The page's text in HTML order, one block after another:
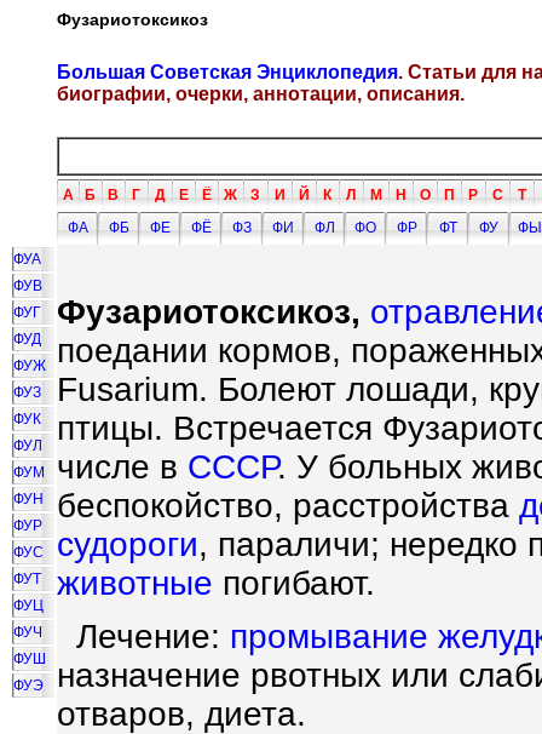
Фузариотоксикоз
Большая Советская Энциклопедия. Статьи для
биографии, очерки, аннотации, описания.
А Б В Г Д Е Ё Ж З И Й К Л М Н О П Р С Т
ФА
ФБ ФЕ ФЁ ФЗ ФИ ФЛ ФО ФР ФТ ФУ
ФЫ
ФУА
ФУВ
ФУГ
ФУД
ФУЖ
ФУЗ
ФУК
ФУЛ
ФУМ
ФУН
ФУР
ФУС
ФУТ
ФУЦ
ФУЧ
ФУШ
ФУЭ
Фузариотоксикоз,
поедании кормов,
Fusarium. Болеют лошади,
птицы. Встречается
числе в СССР. У больных
беспокойство, расстройства
судороги, параличи; нередко
животные погибают.
Лечение: промывание
назначение рвотных или
отваров, диета.